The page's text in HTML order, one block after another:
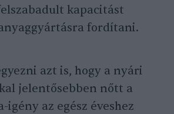
kapacitást
fordítani.
azt is, hogy a nyári
jelentősebben nőtt a
az egész éveshez